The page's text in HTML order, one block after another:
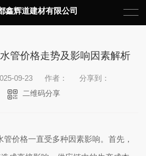
鑫辉道建材有限公司
管价格走势及影响因素解析
09-23 作者：
分享到：
二维码分享
管价格一直受多种因素影响。首先，